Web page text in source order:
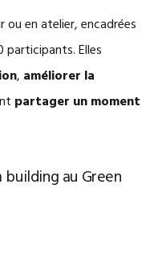
en atelier, encadrées
Elles
, améliorer la
partager un moment
au Green